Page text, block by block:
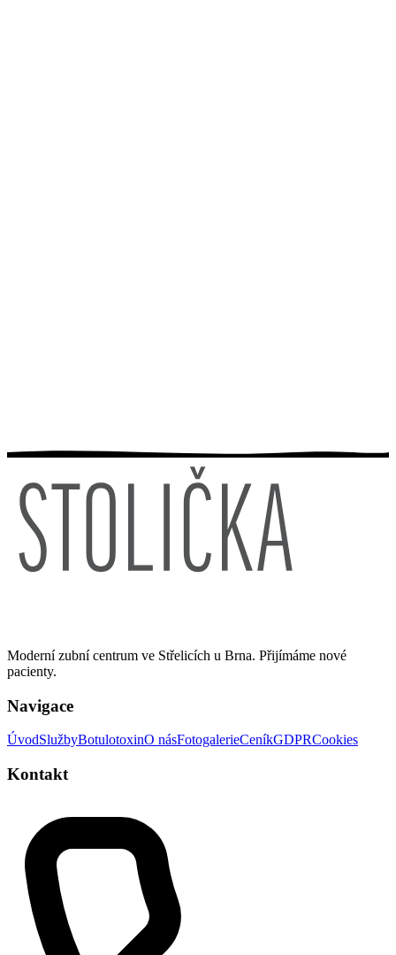
Moderní zubní centrum ve Střelicích u Brna. Přijímáme nové
pacienty.
Navigace
ÚvodSlužbyBotulotoxinO násFotogalerieCeníkGDPRCookies
Kontakt